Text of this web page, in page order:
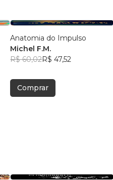
Anatomia do Impulso
Michel F.M.
R$ 60,02R$ 47,52
Comprar